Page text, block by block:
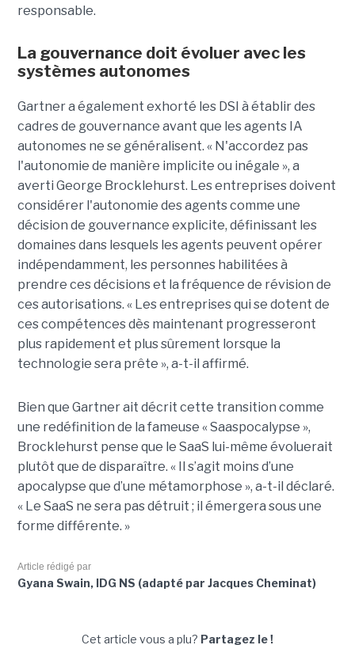
responsable.
La gouvernance doit évoluer avec les
systèmes autonomes
Gartner a également exhorté les DSI à établir des
cadres de gouvernance avant que les agents IA
autonomes ne se généralisent. « N'accordez pas
l'autonomie de manière implicite ou inégale », a
averti George Brocklehurst. Les entreprises doivent
considérer l'autonomie des agents comme une
décision de gouvernance explicite, définissant les
domaines dans lesquels les agents peuvent opérer
indépendamment, les personnes habilitées à
prendre ces décisions et la fréquence de révision de
ces autorisations. « Les entreprises qui se dotent de
ces compétences dès maintenant progresseront
plus rapidement et plus sûrement lorsque la
technologie sera prête », a-t-il affirmé.
Bien que Gartner ait décrit cette transition comme
une redéfinition de la fameuse « Saaspocalypse »,
Brocklehurst pense que le SaaS lui-même évoluerait
plutôt que de disparaître. « Il s’agit moins d’une
apocalypse que d’une métamorphose », a-t-il déclaré.
« Le SaaS ne sera pas détruit ; il émergera sous une
forme différente. »
Article rédigé par
Gyana Swain, IDG NS (adapté par Jacques Cheminat)
Cet article vous a plu? Partagez le !